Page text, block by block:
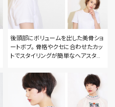
後頭部にボリュームを出した美骨ショ
ートボブ。 骨格やクセに合わせたカッ
トでスタイリングが簡単なヘアスタイ